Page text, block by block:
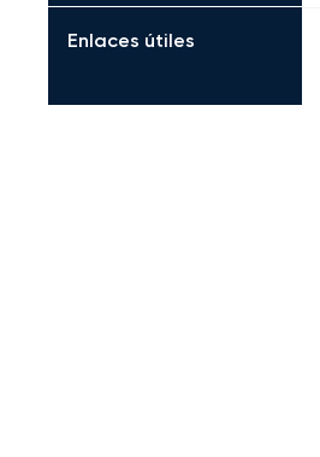
Enlaces útiles